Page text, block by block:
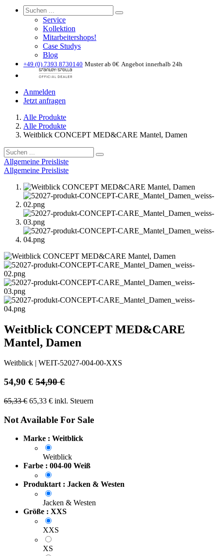
Service
Kollektion
Mitarbeitershops!
Case Studys
Blog
+49 (0) 7393 8730140 Muster ab 0€ Angebot innerhalb 24h
Anmelden
Jetzt anfragen
Alle Produkte
Alle Produkte
Weitblick CONCEPT MED&CARE Mantel, Damen
Allgemeine Preisliste
Allgemeine Preisliste
Weitblick CONCEPT MED&CARE
Mantel, Damen
Weitblick WEIT-52027-004-00-XXS
54,90 € 54,90€
65,33€ 65,33 € inkl. Steuern
Not Available For Sale
Marke : Weitblick
Weitblick
Farbe : 004-00 Weiß
Produktart : Jacken & Westen
Jacken & Westen
Größe : XXS
XXS
XS